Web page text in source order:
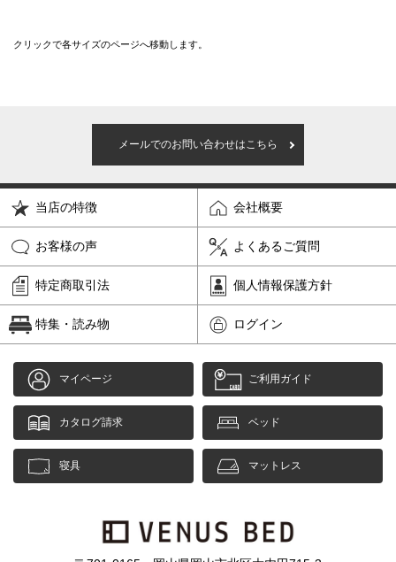
クリックで各サイズのページへ移動します。
メールでのお問い合わせはこちら
当店の特徴 会社概要
お客様の声 よくあるご質問
特定商取引法 個人情報保護方針
特集・読み物 ログイン
マイページ ご利用ガイド
カタログ請求 ベッド
寝具 マットレス